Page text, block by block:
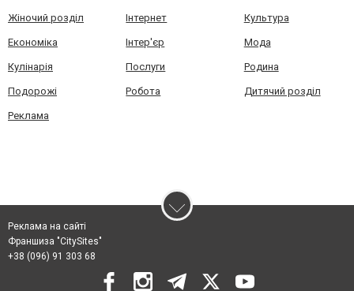
Жіночий розділ Інтернет Культура
Економіка Інтер'єр Мода
Кулінарія Послуги Родина
Подорожі Робота Дитячий розділ
Реклама
Реклама на сайті
Франшиза "CitySites"
+38 (096) 91 303 68